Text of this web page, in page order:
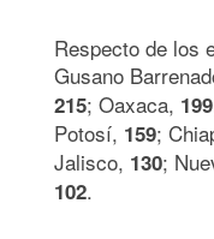
Respecto de los
Gusano
215; Oaxaca, 199
Potosí, 159;
Jalisco, 130;
102.